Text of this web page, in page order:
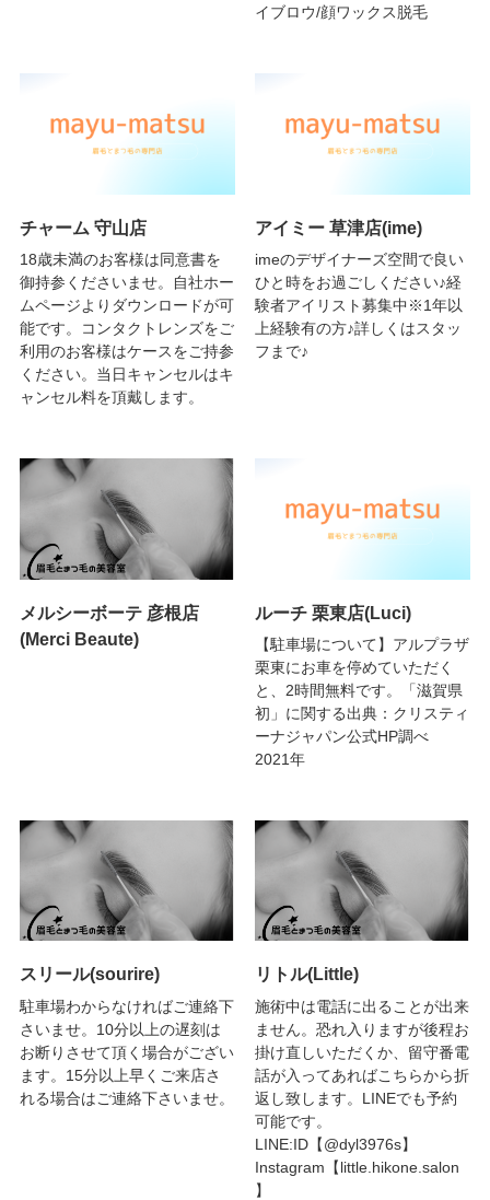
イブロウ/顔ワックス脱毛
チャーム 守山店
18歳未満のお客様は同意書を
御持参くださいませ。自社ホー
ムページよりダウンロードが可
能です。コンタクトレンズをご
利用のお客様はケースをご持参
ください。当日キャンセルはキ
ャンセル料を頂戴します。
アイミー 草津店(ime)
imeのデザイナーズ空間で良い
ひと時をお過ごしください♪経
験者アイリスト募集中※1年以
上経験有の方♪詳しくはスタッ
フまで♪
メルシーボーテ 彦根店
(Merci Beaute)
ルーチ 栗東店(Luci)
【駐車場について】アルプラザ
栗東にお車を停めていただく
と、2時間無料です。「滋賀県
初」に関する出典：クリスティ
ーナジャパン公式HP調べ
2021年
スリール(sourire)
駐車場わからなければご連絡下
さいませ。10分以上の遅刻は
お断りさせて頂く場合がござい
ます。15分以上早くご来店さ
れる場合はご連絡下さいませ。
リトル(Little)
施術中は電話に出ることが出来
ません。恐れ入りますが後程お
掛け直しいただくか、留守番電
話が入ってあればこちらから折
返し致します。LINEでも予約
可能です。
LINE:ID【@dyl3976s】
Instagram【little.hikone.salon
】